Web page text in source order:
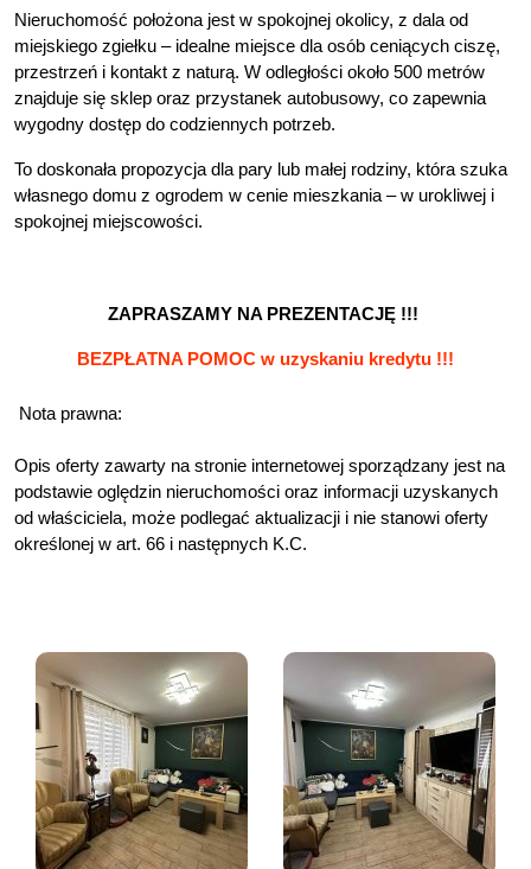
Nieruchomość położona jest w spokojnej okolicy, z dala od
miejskiego zgiełku – idealne miejsce dla osób ceniących ciszę,
przestrzeń i kontakt z naturą. W odległości około 500 metrów
znajduje się sklep oraz przystanek autobusowy, co zapewnia
wygodny dostęp do codziennych potrzeb.
To doskonała propozycja dla pary lub małej rodziny, która szuka
własnego domu z ogrodem w cenie mieszkania – w urokliwej i
spokojnej miejscowości.
ZAPRASZAMY NA PREZENTACJĘ !!!
BEZPŁATNA POMOC w uzyskaniu kredytu !!!
Nota prawna:
Opis oferty zawarty na stronie internetowej sporządzany jest na
podstawie oględzin nieruchomości oraz informacji uzyskanych
od właściciela, może podlegać aktualizacji i nie stanowi oferty
określonej w art. 66 i następnych K.C.